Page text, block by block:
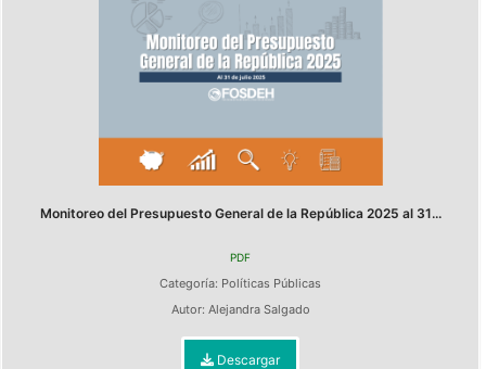
Monitoreo del Presupuesto General de la República 2025 al 31...
PDF
Categoría: Políticas Públicas
Autor: Alejandra Salgado
Descargar